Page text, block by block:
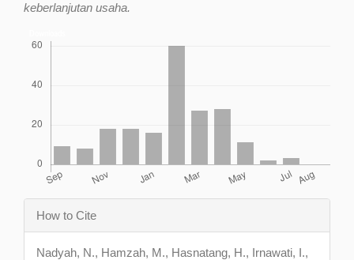
keberlanjutan usaha.
Article
Details
How to Cite
Nadyah, N., Hamzah, M., Hasnatang, H., Irnawati, I.,